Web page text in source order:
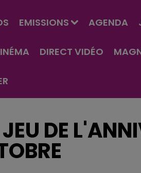
EMISSIONS AGENDA
DIRECT VIDÉO
DE